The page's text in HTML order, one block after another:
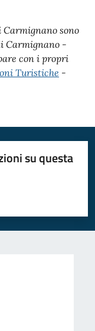
Carmignano sono
Carmignano -
con i propri
Turistiche -
su questa